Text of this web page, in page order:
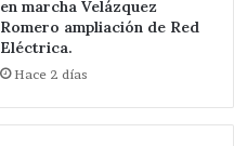
en marcha Velázquez
Romero ampliación de Red
Eléctrica.
Hace 2 días